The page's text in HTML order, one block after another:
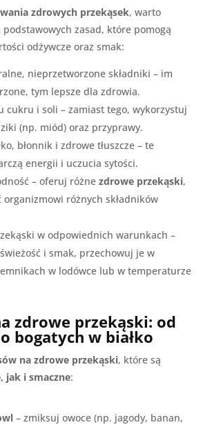
zdrowych przekąsek, warto
zasad, które pomogą
odżywcze oraz smak:
nieprzetworzone składniki – im
tym lepsze dla zdrowia.
cukru i soli – zamiast tego, wykorzystuj
(np. miód) oraz przyprawy.
błonnik i zdrowe tłuszcze – te
energii i uczucia sytości.
– oferuj różne zdrowe przekąski,
organizmowi różnych składników
w odpowiednich warunkach –
i smak, przechowuj je w
w lodówce lub w temperaturze
zdrowe przekąski: od
bogatych w białko
na zdrowe przekąski, które są
jak i smaczne:
– zmiksuj owoce (np. jagody, banan,